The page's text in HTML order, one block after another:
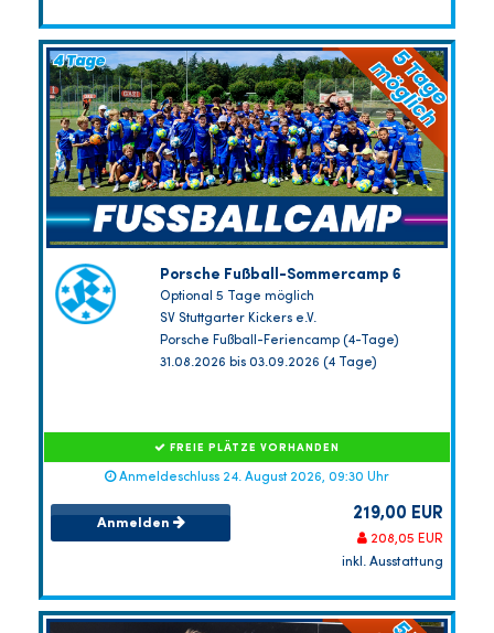
Porsche Fußball-Sommercamp 6
Optional 5 Tage möglich
SV Stuttgarter Kickers e.V.
Porsche Fußball-Feriencamp (4-Tage)
31.08.2026 bis 03.09.2026 (4 Tage)
FREIE PLÄTZE VORHANDEN
Anmeldeschluss 24. August 2026, 09:30 Uhr
Anmelden 219,00 EUR
208,05 EUR
inkl. Ausstattung